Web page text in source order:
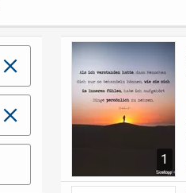
schließen
schließen
1